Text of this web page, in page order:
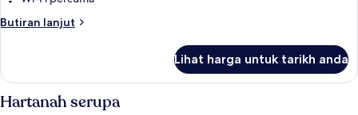
Butiran lanjut
Butiran
Lihat harga untuk tarikh anda
Hartanah serupa